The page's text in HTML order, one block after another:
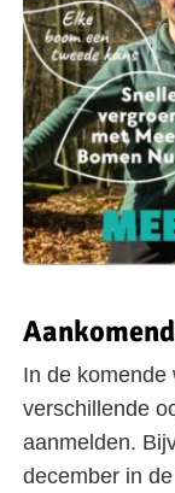
In de komende
verschillende
aanmelden.
december in